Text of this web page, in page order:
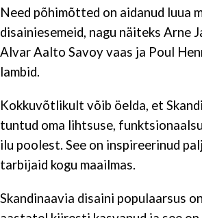
Need põhimõtted on aidanud luua
disainiesemeid, nagu näiteks Arne
Alvar Aalto Savoy vaas ja Poul
lambid.
Kokkuvõtlikult võib öelda, et
tuntud oma lihtsuse,
ilu poolest. See on inspireerinud
tarbijaid kogu maailmas.
Skandinaavia disaini populaarsus